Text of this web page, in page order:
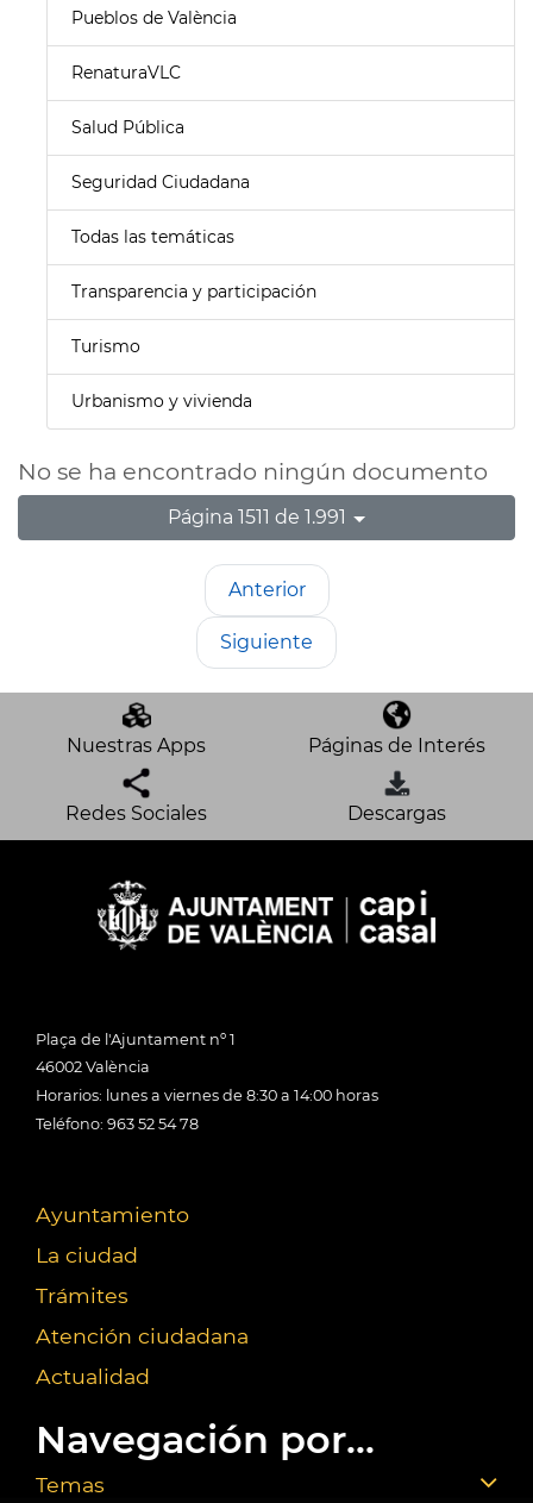
Pueblos de València
RenaturaVLC
Salud Pública
Seguridad Ciudadana
Todas las temáticas
Transparencia y participación
Turismo
Urbanismo y vivienda
No se ha encontrado ningún documento
Página 1511 de 1.991
Anterior
Siguiente
Nuestras Apps Páginas de Interés
Redes Sociales Descargas
Plaça de l'Ajuntament nº 1
46002 València
Horarios: lunes a viernes de 8:30 a 14:00 horas
Teléfono: 963 52 54 78
Ayuntamiento
La ciudad
Trámites
Atención ciudadana
Actualidad
Navegación por...
Temas